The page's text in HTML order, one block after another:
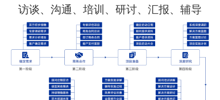
访谈、沟通、培训、研讨、汇报、辅导